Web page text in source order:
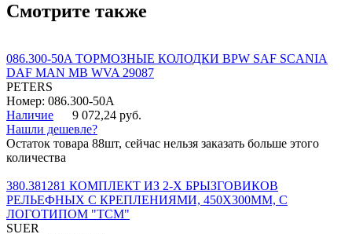
Смотрите также
086.300-50A ТОРМОЗНЫЕ КОЛОДКИ BPW SAF SCANIA
DAF MAN MB WVA 29087
PETERS
Номер: 086.300-50A
Наличие
9 072,24 руб.
Нашли дешевле?
Остаток товара 88шт, сейчас нельзя заказать больше этого
количества
380.381281 КОМПЛЕКТ ИЗ 2-Х БРЫЗГОВИКОВ
РЕЛЬЕФНЫХ С КРЕПЛЕНИЯМИ, 450Х300ММ, С
ЛОГОТИПОМ "ТСМ"
SUER